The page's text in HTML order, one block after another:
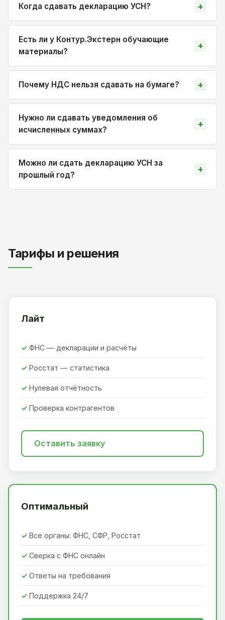
Когда сдавать декларацию УСН?
Есть ли у Контур.Экстерн обучающие
материалы?
Почему НДС нельзя сдавать на бумаге?
Нужно ли сдавать уведомления об
исчисленных суммах?
Можно ли сдать декларацию УСН за
прошлый год?
Тарифы и решения
Лайт
ФНС — декларации и расчёты
Росстат — статистика
Нулевая отчётность
Проверка контрагентов
Оставить заявку
Оптимальный
Все органы: ФНС, СФР, Росстат
Сверка с ФНС онлайн
Ответы на требования
Поддержка 24/7